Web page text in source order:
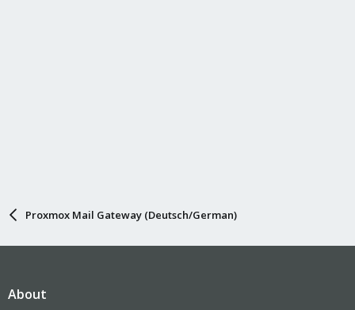
Proxmox Mail Gateway (Deutsch/German)
About